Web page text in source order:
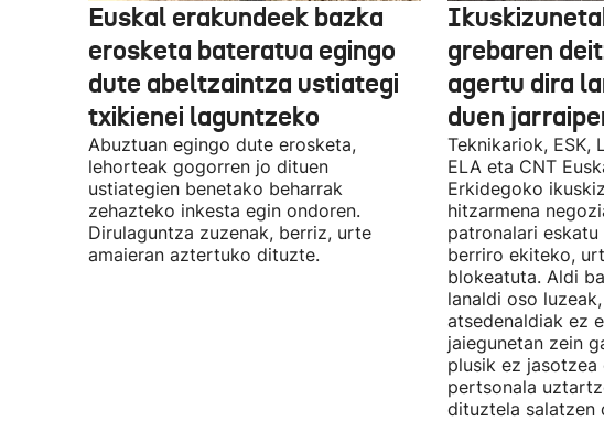
Euskal erakundeek bazka
erosketa bateratua egingo
dute abeltzaintza ustiategi
txikienei laguntzeko
Abuztuan egingo dute erosketa,
lehorteak gogorren jo dituen
ustiategien benetako beharrak
zehazteko inkesta egin ondoren.
Dirulaguntza zuzenak, berriz, urte
amaieran aztertuko dituzte.
grebaren
agertu dira
duen
Teknikariok, ESK,
ELA eta CNT
Erkidegoko
hitzarmena
patronalari
berriro ekiteko,
blokeatuta. Aldi
lanaldi oso
atsedenaldiak ez
jaiegunetan zein
plusik ez
pertsonala
dituztela salatzen